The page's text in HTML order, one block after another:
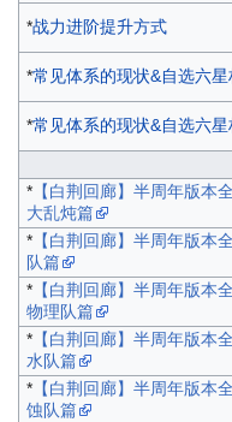
*战力进阶提升方式
*常见体系的现状&自选六星
*常见体系的现状&自选六星
*【白荆回廊】半周年版本
大乱炖篇
*【白荆回廊】半周年版本
队篇
*【白荆回廊】半周年版本
物理队篇
*【白荆回廊】半周年版本
水队篇
*【白荆回廊】半周年版本
蚀队篇